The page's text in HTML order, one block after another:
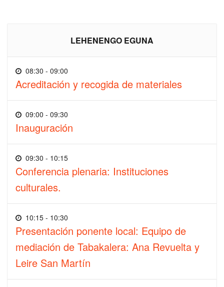
LEHENENGO EGUNA
08:30 - 09:00
Acreditación y recogida de materiales
09:00 - 09:30
Inauguración
09:30 - 10:15
Conferencia plenaria: Instituciones
culturales.
10:15 - 10:30
Presentación ponente local: Equipo de
mediación de Tabakalera: Ana Revuelta y
Leire San Martín